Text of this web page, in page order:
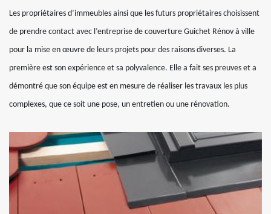
Les propriétaires d’immeubles ainsi que les futurs propriétaires choisissent
de prendre contact avec l’entreprise de couverture Guichet Rénov à ville
pour la mise en œuvre de leurs projets pour des raisons diverses. La
première est son expérience et sa polyvalence. Elle a fait ses preuves et a
démontré que son équipe est en mesure de réaliser les travaux les plus
complexes, que ce soit une pose, un entretien ou une rénovation.